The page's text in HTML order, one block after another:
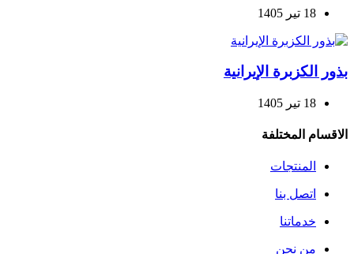
18 تیر 1405
بذور الكزبرة الإيرانية
18 تیر 1405
الاقسام المختلفة
المنتجات
اتصل بنا
خدماتنا
من نحن